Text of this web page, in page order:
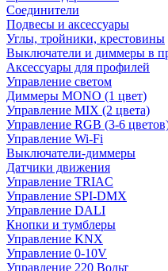
Соединители
Подвесы и аксессуары
Углы, тройники, крестовины
Выключатели и диммеры в
Аксессуары для профилей
Управление светом
Диммеры MONO (1 цвет)
Управление MIX (2 цвета)
Управление RGB (3-6
Управление Wi-Fi
Выключатели-диммеры
Датчики движения
Управление TRIAC
Управление SPI-DMX
Управление DALI
Кнопки и тумблеры
Управление KNX
Управление 0-10V
Управление 220 Вольт